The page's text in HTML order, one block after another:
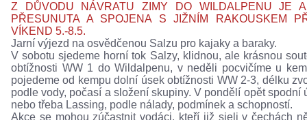
Z DŮVODU NÁVRATU ZIMY DO WILDALPENU JE
PŘESUNUTA A SPOJENA S JIŽNÍM RAKOUSKEM
VÍKEND 5.-8.5.
Jarní výjezd na osvědčenou Salzu pro kajaky a baraky.
V sobotu sjedeme horní tok Salzy, klidnou, ale krásnou
obtížnosti WW 1 do Wildalpenu, v neděli pocvičíme u
pojedeme od kempu dolní úsek obtížnosti WW 2-3, délku
podle vody, počasí a složení skupiny. V pondělí opět spodní
nebo třeba Lassing, podle nálady, podmínek a schopností.
Akce se mohou zúčastnit vodáci, kteří již sjeli v čechách